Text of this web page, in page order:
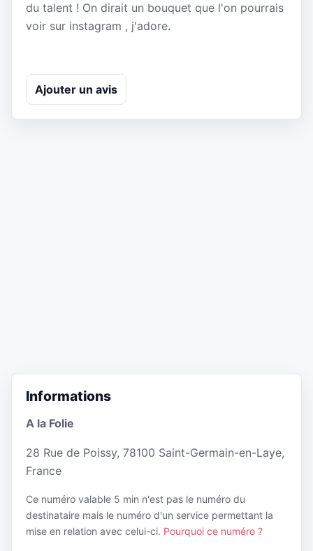
du talent ! On dirait un bouquet que l'on pourrais
voir sur instagram , j'adore.
Ajouter un avis
Informations
A la Folie
28 Rue de Poissy, 78100 Saint-Germain-en-Laye,
France
Ce numéro valable 5 min n'est pas le numéro du
destinataire mais le numéro d'un service permettant la
mise en relation avec celui-ci. Pourquoi ce numéro ?